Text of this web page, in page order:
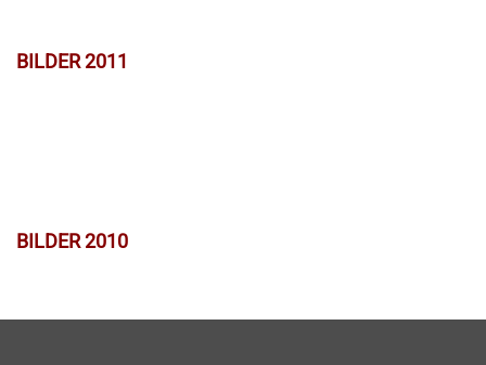
BILDER 2011
BILDER 2010